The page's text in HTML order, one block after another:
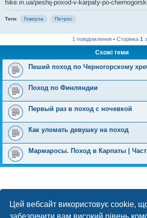
Цей вебсайт використовує cookie,
забезпечити вам високий рівень
hike.in.ua/peshij-poxod-v-karpaty-po-
Теги: Говерла Петрос
1 повідомлення • Сторінка 1 з
Схожі теми
Пеший поход по Черногорскому
Поход по Финляндии
Первый раз в поход с ночевкой
Как уломать девушку на поход
Мармаросы. Поход в Карпаты |
Зараз переглядають цей форум:ClaudeBot [бот ШІ] ,
бот]і 2 гостей